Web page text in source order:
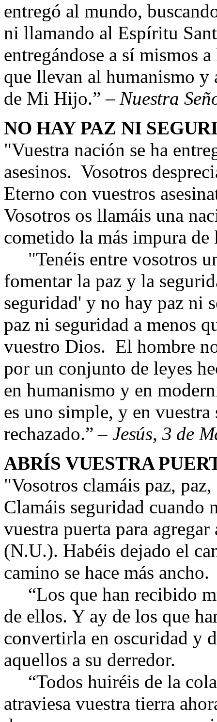
entregó al mundo,
ni llamando al Espíritu
entregándose a sí mismos
que llevan al humanismo y
de Mi Hijo.” –Nuestra
NO HAY PAZ NI
"Vuestra nación se ha
asesinos. Vosotros
Eterno con vuestros
Vosotros os llamáis una
cometido la más impura de
"Tenéis entre vosotros
fomentar la paz y la
seguridad' y no hay paz ni
paz ni seguridad a menos
vuestro Dios. El hombre
por un conjunto de leyes
en humanismo y en
es uno simple, y en
rechazado.” – Jesús, 3 de
ABRÍS VUESTRA
"Vosotros clamáis paz,
Clamáis seguridad cuando
vuestra puerta para
(N.U.). Habéis dejado el
camino se hace más ancho.
“Los que han recibido
de ellos. Y ay de los que
convertirla en oscuridad y
aquellos a su derredor.
“Todos huiréis de la
atraviesa vuestra tierra